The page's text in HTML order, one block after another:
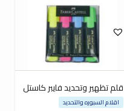
قلم تظهير وتحديد فايبر كاستل
اقلام السبوره والتحديد